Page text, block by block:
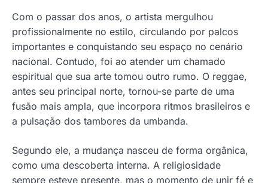
Com o passar dos anos, o artista mergulhou
profissionalmente no estilo, circulando por palcos
importantes e conquistando seu espaço no cenário
nacional. Contudo, foi ao atender um chamado
espiritual que sua arte tomou outro rumo. O reggae,
antes seu principal norte, tornou-se parte de uma
fusão mais ampla, que incorpora ritmos brasileiros e
a pulsação dos tambores da umbanda.
Segundo ele, a mudança nasceu de forma orgânica,
como uma descoberta interna. A religiosidade
sempre esteve presente, mas o momento de unir fé e